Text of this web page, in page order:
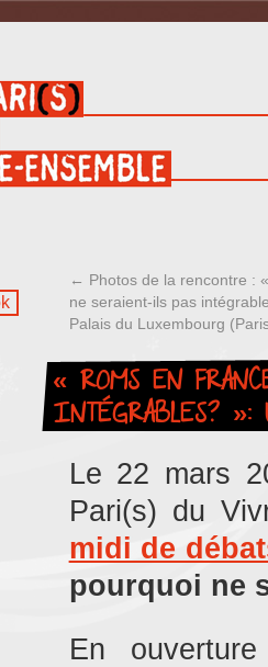
← Photos de la rencontre :
ne seraient-ils pas
Palais du Luxembourg
« ROMS EN
INTÉGRABLES? »:
Le 22 mars
Pari(s) du
midi de
pourquoi ne
En